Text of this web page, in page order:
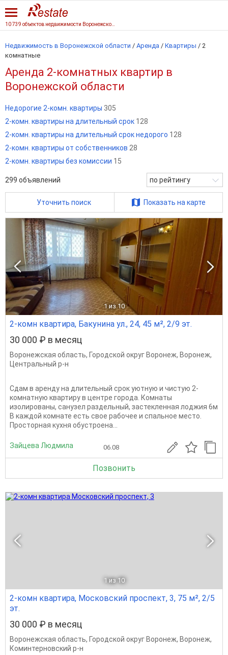
Недвижимость в Воронежской области / Аренда / Квартиры / 2
комнатные
Аренда 2-комнатных квартир в
Воронежской области
Недорогие 2-комн. квартиры 305
2-комн. квартиры на длительный срок 128
2-комн. квартиры на длительный срок недорого 128
2-комн. квартиры от собственников 28
2-комн. квартиры без комиссии 15
299 объявлений по рейтингу
Уточнить поиск Показать на карте
1 из 10
2-комн квартира, Бакунина ул., 24, 45 м², 2/9 эт.
30 000 ₽ в месяц
Воронежская область, Городской округ Воронеж, Воронеж,
Центральный р-н
Сдам в аренду на длительный срок уютную и чистую 2-
комнатную квартиру в центре города. Комнаты
изолированы, санузел раздельный, застекленная лоджия 6м
В каждой комнате есть свое рабочее и спальное место.
Просторная кухня обустроена...
Зайцева Людмила 06.08
Позвонить
1 из 10
2-комн квартира, Московский проспект, 3, 75 м², 2/5
эт.
30 000 ₽ в месяц
Воронежская область, Городской округ Воронеж, Воронеж,
Коминтерновский р-н